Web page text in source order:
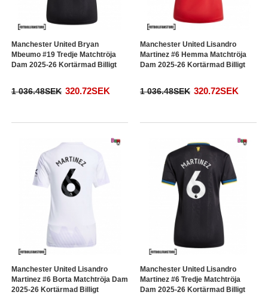
Manchester United Bryan
Mbeumo #19 Tredje Matchtröja
Dam 2025-26 Kortärmad Billigt
1 036.48SEK 320.72SEK
Manchester United Lisandro
Martinez #6 Hemma Matchtröja
Dam 2025-26 Kortärmad Billigt
1 036.48SEK 320.72SEK
Manchester United Lisandro
Martinez #6 Borta Matchtröja Dam
2025-26 Kortärmad Billigt
Manchester United Lisandro
Martinez #6 Tredje Matchtröja
Dam 2025-26 Kortärmad Billigt